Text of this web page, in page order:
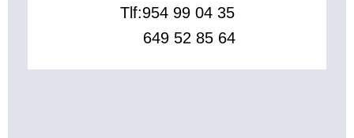
Tlf:954 99 04 35
649 52 85 64